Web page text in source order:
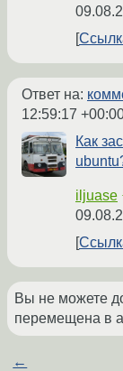
Ответ на:
12:59:17
Как
iljuase
Вы не можете
перемещена в
←